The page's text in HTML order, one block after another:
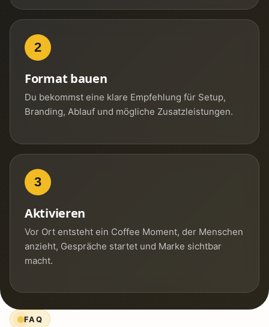
2
Format bauen
Du bekommst eine klare Empfehlung für Setup,
Branding, Ablauf und mögliche Zusatzleistungen.
3
Aktivieren
Vor Ort entsteht ein Coffee Moment, der Menschen
anzieht, Gespräche startet und Marke sichtbar
macht.
FAQ